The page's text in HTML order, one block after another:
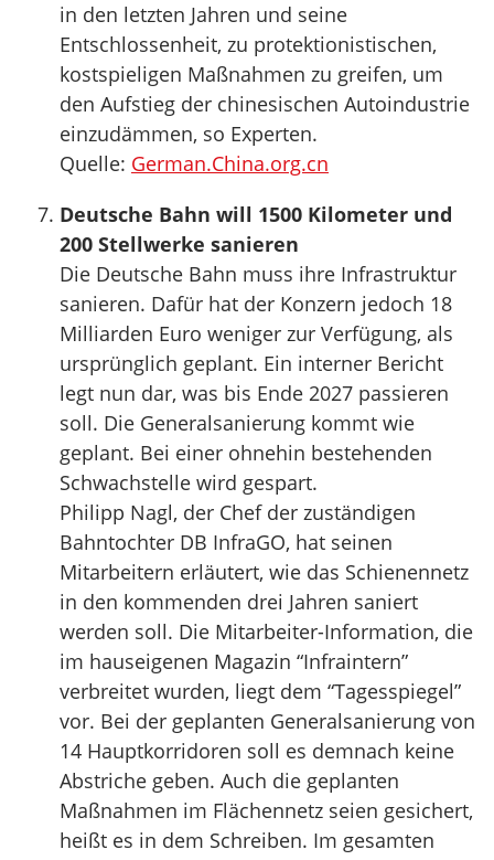
in den letzten Jahren und seine
Entschlossenheit, zu protektionistischen,
kostspieligen Maßnahmen zu greifen, um
den Aufstieg der chinesischen Autoindustrie
einzudämmen, so Experten.
Quelle: German.China.org.cn
Deutsche Bahn will 1500 Kilometer und
200 Stellwerke sanieren
Die Deutsche Bahn muss ihre Infrastruktur
sanieren. Dafür hat der Konzern jedoch 18
Milliarden Euro weniger zur Verfügung, als
ursprünglich geplant. Ein interner Bericht
legt nun dar, was bis Ende 2027 passieren
soll. Die Generalsanierung kommt wie
geplant. Bei einer ohnehin bestehenden
Schwachstelle wird gespart.
Philipp Nagl, der Chef der zuständigen
Bahntochter DB InfraGO, hat seinen
Mitarbeitern erläutert, wie das Schienennetz
in den kommenden drei Jahren saniert
werden soll. Die Mitarbeiter-Information, die
im hauseigenen Magazin “Infraintern”
verbreitet wurden, liegt dem “Tagesspiegel”
vor. Bei der geplanten Generalsanierung von
14 Hauptkorridoren soll es demnach keine
Abstriche geben. Auch die geplanten
Maßnahmen im Flächennetz seien gesichert,
heißt es in dem Schreiben. Im gesamten